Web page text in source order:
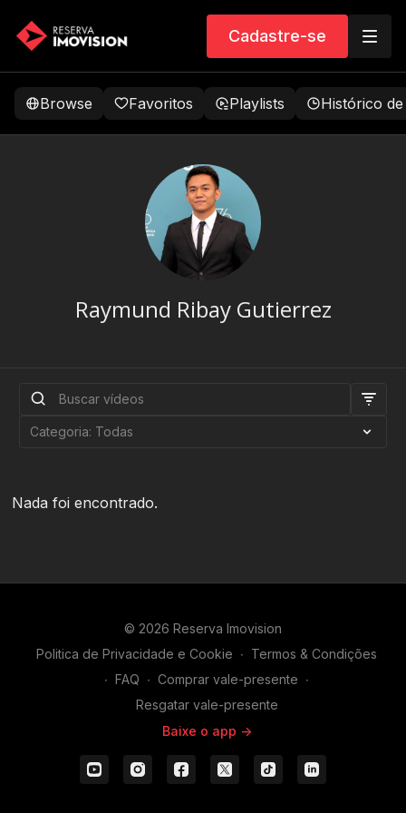
Cadastre-se
Browse Favoritos Playlists Histórico
Raymund Ribay Gutierrez
Nada foi encontrado.
© 2026 Reserva Imovision
Politica de Privacidade e Cookie ∙ Termos & Condições
∙ FAQ ∙ Comprar vale-presente ∙
Resgatar vale-presente
Baixe o app ->